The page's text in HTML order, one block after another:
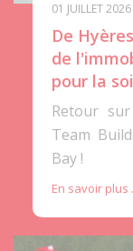
01 JUILLET 2026
De
de
pour la
Retour
Team
Bay !
En savoir plus